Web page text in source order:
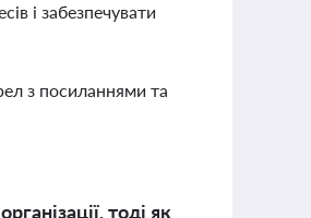
і забезпечувати
з посиланнями та
тоді як